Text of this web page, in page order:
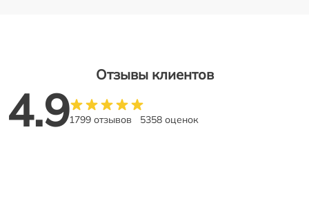
Отзывы клиентов
4.91799 отзывов 5358 оценок